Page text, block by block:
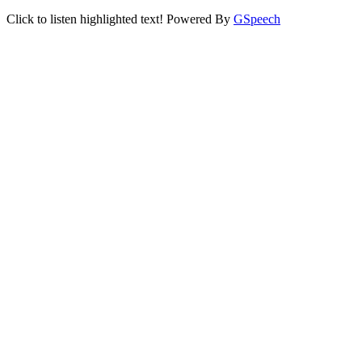
Click to listen highlighted text! Powered By GSpeech